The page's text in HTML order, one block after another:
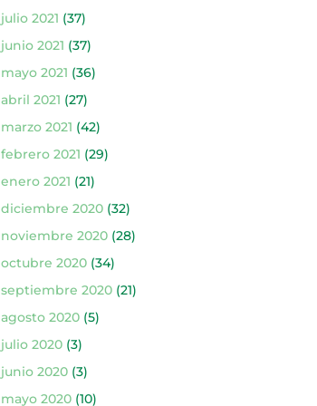
julio 2021 (37)
junio 2021 (37)
mayo 2021 (36)
abril 2021 (27)
marzo 2021 (42)
febrero 2021 (29)
enero 2021 (21)
diciembre 2020(32)
noviembre 2020(28)
octubre 2020(34)
septiembre 2020(21)
agosto 2020(5)
julio 2020(3)
junio 2020(3)
mayo 2020(10)